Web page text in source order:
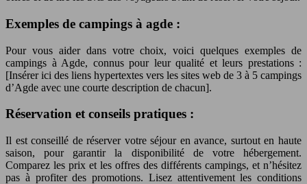
Exemples de campings à agde :
Pour vous aider dans votre choix, voici quelques exemples de
campings à Agde, connus pour leur qualité et leurs prestations :
[Insérer ici des liens hypertextes vers les sites web de 3 à 5 campings
d’Agde avec une courte description de chacun].
Réservation et conseils pratiques :
Il est conseillé de réserver votre séjour en avance, surtout en haute
saison, pour garantir la disponibilité de votre hébergement.
Comparez les prix et les offres des différents campings, et n’hésitez
pas à profiter des promotions. Lisez attentivement les conditions